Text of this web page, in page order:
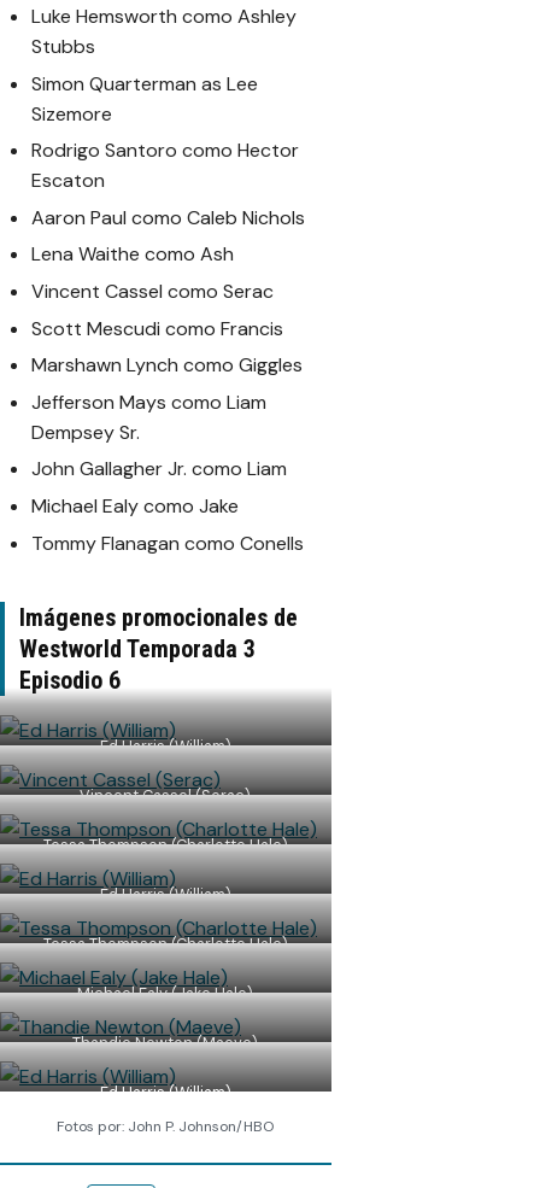
Luke Hemsworth como Ashley
Stubbs
Simon Quarterman as Lee
Sizemore
Rodrigo Santoro como Hector
Escaton
Aaron Paul como Caleb Nichols
Lena Waithe como Ash
Vincent Cassel como Serac
Scott Mescudi como Francis
Marshawn Lynch como Giggles
Jefferson Mays como Liam
Dempsey Sr.
John Gallagher Jr. como Liam
Michael Ealy como Jake
Tommy Flanagan como Conells
Imágenes promocionales de
Westworld Temporada 3
Episodio 6
Ed Harris (William)
Vincent Cassel (Serac)
Tessa Thompson (Charlotte Hale)
Ed Harris (William)
Tessa Thompson (Charlotte Hale)
Michael Ealy (Jake Hale)
Thandie Newton (Maeve)
Ed Harris (William)
Fotos por: John P. Johnson/HBO